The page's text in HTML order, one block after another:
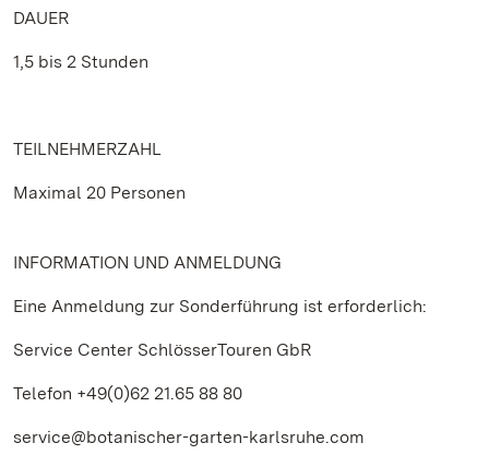
DAUER
1,5 bis 2 Stunden
TEILNEHMERZAHL
Maximal 20 Personen
INFORMATION UND ANMELDUNG
Eine Anmeldung zur Sonderführung ist erforderlich:
Service Center SchlösserTouren GbR
Telefon +49(0)62 21.65 88 80
service@botanischer-garten-karlsruhe.com